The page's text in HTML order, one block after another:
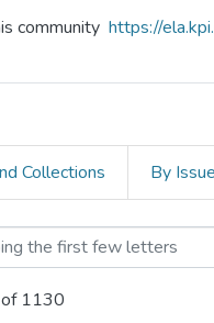
community https://
Collections By
by Subject
1130